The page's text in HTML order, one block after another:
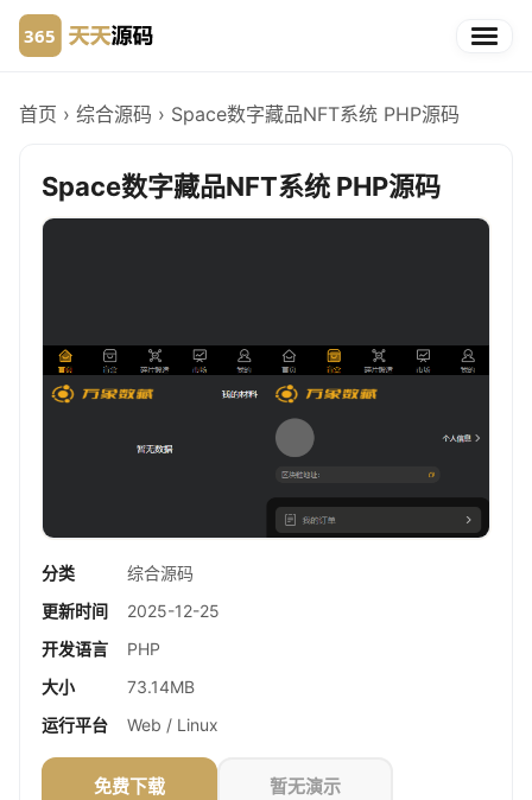
首页 › 综合源码 › Space数字藏品NFT系统 PHP源码
Space数字藏品NFT系统 PHP源码
分类
综合源码
更新时间
2025-12-25
开发语言
PHP
大小
73.14MB
运行平台
Web / Linux
免费下载 暂无演示